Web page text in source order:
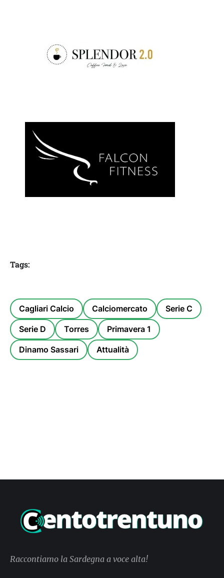
Tags:
Cagliari Calcio Calciomercato Serie C
Serie D Torres Primavera 1
Dinamo Sassari Attualità
Raccontiamo la Sardegna a voce alta!